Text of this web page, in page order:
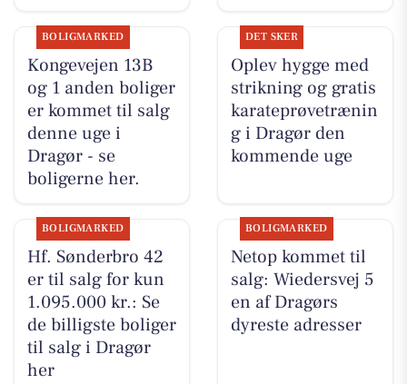
BOLIGMARKED
Kongevejen 13B
og 1 anden boliger
er kommet til salg
denne uge i
Dragør - se
boligerne her.
DET SKER
Oplev hygge med
strikning og gratis
karateprøvetrænin
g i Dragør den
kommende uge
BOLIGMARKED
Hf. Sønderbro 42
er til salg for kun
1.095.000 kr.: Se
de billigste boliger
til salg i Dragør
her
BOLIGMARKED
Netop kommet til
salg: Wiedersvej 5
en af Dragørs
dyreste adresser